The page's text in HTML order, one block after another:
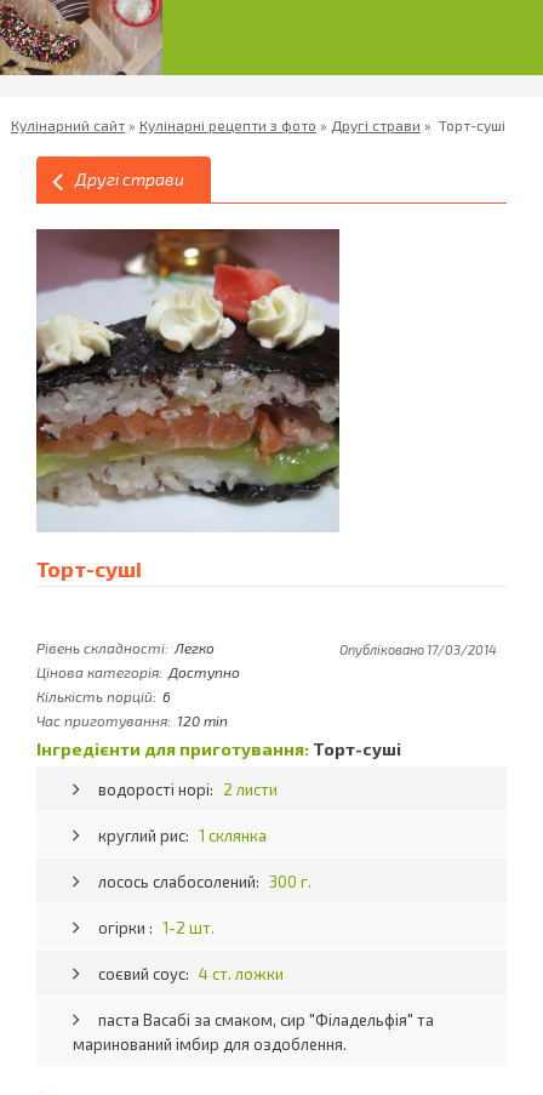
Кулінарний сайт» Кулінарні рецепти з фото » Другі страви » Торт-суші
Другі страви
Торт-суші
Рівень складності: Легко
Цінова категорія: Доступно
Кількість порцій: 6
Час приготування: 120 min
Опубліковано 17/03/2014
Інгредієнти для приготування: Торт-суші
водорості норі: 2 листи
круглий рис: 1 склянка
лосось слабосолений: 300 г.
огірки : 1-2 шт.
соєвий соус: 4 ст. ложки
паста Васабі за смаком, сир "Філадельфія" та
маринований імбир для оздоблення.